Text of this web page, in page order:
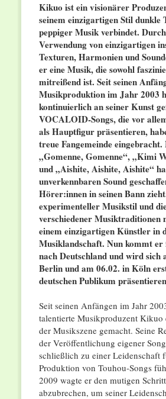
Kikuo ist ein visionärer
seinem einzigartigen Stil dunkle
peppiger Musik verbindet.
Verwendung von einzigartigen
Texturen, Harmonien und
er eine Musik, die sowohl
mitreißend ist. Seit seinen
Musikproduktion im Jahr 2003
kontinuierlich an seiner Kunst
VOCALOID-Songs, die vor
als Hauptfigur präsentieren,
treue Fangemeinde
„Gomenne, Gomenne“, „Kimi
und „Aishite, Aishite, Aishite“
unverkennbaren Sound
Hörer:innen in seinen Bann
experimenteller Musikstil und
verschiedener Musiktraditionen
einem einzigartigen Künstler in
Musiklandschaft. Nun kommt
nach Deutschland und wird sich
Berlin und am 06.02. in Köln
deutschen Publikum
Seit seinen Anfängen im Jahr
talentierte Musikproduzent Kikuo
der Musikszene gemacht. Seine
der Veröffentlichung eigener
schließlich zu einer Leidenschaft
Produktion von Touhou-Songs
2009 wagte er den mutigen
abzubrechen, um seiner